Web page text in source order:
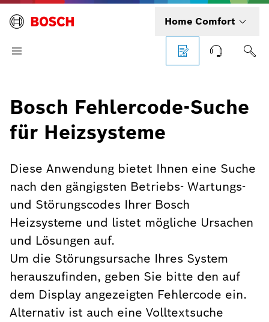
Home Comfort
Bosch Fehlercode-Suche
für Heizsysteme
Diese Anwendung bietet Ihnen eine Suche
nach den gängigsten Betriebs- Wartungs-
und Störungscodes Ihrer Bosch
Heizsysteme und listet mögliche Ursachen
und Lösungen auf.
Um die Störungsursache Ihres System
herauszufinden, geben Sie bitte den auf
dem Display angezeigten Fehlercode ein.
Alternativ ist auch eine Volltextsuche